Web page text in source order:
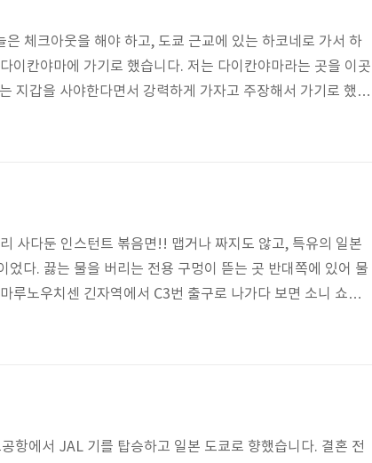
체크아웃을 해야 하고, 도쿄 근교에 있는 하코네로 가서 하
이칸야마에 가기로 했습니다. 저는 다이칸야마라는 곳을 이곳
지갑을 사야한다면서 강력하게 가자고 주장해서 가기로 했습
만 했습니다. 하코네에 하루동안 가기 위해 숙소를 비워야
사다둔 인스턴트 볶음면!! 맵거나 짜지도 않고, 특유의 일본
다. 끓는 물을 버리는 전용 구멍이 뜯는 곳 반대쪽에 있어 물
루노우치센 긴자역에서 C3번 출구로 나가다 보면 소니 쇼룸
만큼 지나가는 길에 한 번 정도는 훑어볼만하다. ...저것들
항에서 JAL 기를 탑승하고 일본 도쿄로 향했습니다. 결혼 전